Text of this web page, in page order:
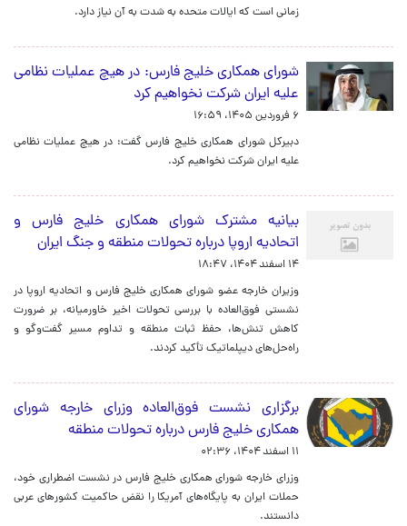
زمانی است که ایالات متحده به شدت به آن نیاز دارد.
شورای همکاری خلیج فارس: در هیچ عملیات نظامی
علیه ایران شرکت نخواهیم کرد
۶ فروردین ۱۴۰۵، ۱۶:۵۹
دبیرکل شورای همکاری خلیج فارس گفت: در هیچ عملیات نظامی
علیه ایران شرکت نخواهیم کرد.
بیانیه مشترک شورای همکاری خلیج فارس و
اتحادیه اروپا درباره تحولات منطقه و جنگ ایران
۱۴ اسفند ۱۴۰۴، ۱۸:۴۷
وزیران خارجه عضو شورای همکاری خلیج فارس و اتحادیه اروپا در
نشستی فوق‌العاده با بررسی تحولات اخیر خاورمیانه، بر ضرورت
کاهش تنش‌ها، حفظ ثبات منطقه و تداوم مسیر گفت‌وگو و
راه‌حل‌های دیپلماتیک تأکید کردند.
برگزاری نشست فوق‌العاده وزرای خارجه شورای
همکاری خلیج فارس درباره تحولات منطقه
۱۱ اسفند ۱۴۰۴، ۰۲:۳۶
وزرای خارجه شورای همکاری خلیج فارس در نشست اضطراری خود،
حملات ایران به پایگاه‌های آمریکا را نقض حاکمیت کشورهای عربی
دانستند.